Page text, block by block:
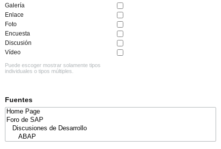
Galería
Enlace
Foto
Encuesta
Discusión
Vídeo
Puede escoger mostrar solamente tipos
individuales o tipos múltiples.
Fuentes